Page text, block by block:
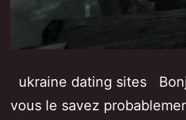
ukraine dating sites​
vous le savez